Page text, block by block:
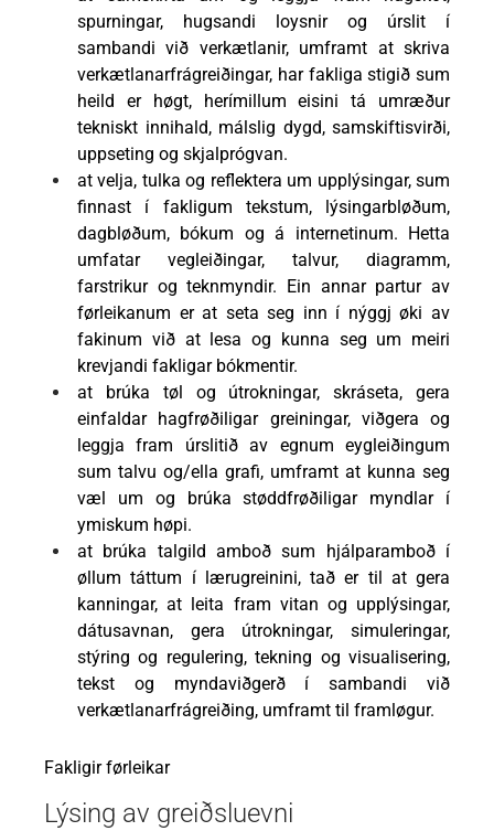
spurningar, hugsandi loysnir og úrslit í
sambandi við verkætlanir, umframt at skriva
verkætlanarfrágreiðingar, har fakliga stigið sum
heild er høgt, herímillum eisini tá umræður
tekniskt innihald, málslig dygd, samskiftisvirði,
uppseting og skjalprógvan.
at velja, tulka og reflektera um upplýsingar, sum
finnast í fakligum tekstum, lýsingarbløðum,
dagbløðum, bókum og á internetinum. Hetta
umfatar vegleiðingar, talvur, diagramm,
farstrikur og teknmyndir. Ein annar partur av
førleikanum er at seta seg inn í nýggj øki av
fakinum við at lesa og kunna seg um meiri
krevjandi fakligar bókmentir.
at brúka tøl og útrokningar, skráseta, gera
einfaldar hagfrøðiligar greiningar, viðgera og
leggja fram úrslitið av egnum eygleiðingum
sum talvu og/ella grafi, umframt at kunna seg
væl um og brúka støddfrøðiligar myndlar í
ymiskum høpi.
at brúka talgild amboð sum hjálparamboð í
øllum táttum í lærugreinini, tað er til at gera
kanningar, at leita fram vitan og upplýsingar,
dátusavnan, gera útrokningar, simuleringar,
stýring og regulering, tekning og visualisering,
tekst og myndaviðgerð í sambandi við
verkætlanarfrágreiðing, umframt til framløgur.
Fakligir førleikar
Lýsing av greiðsluevni